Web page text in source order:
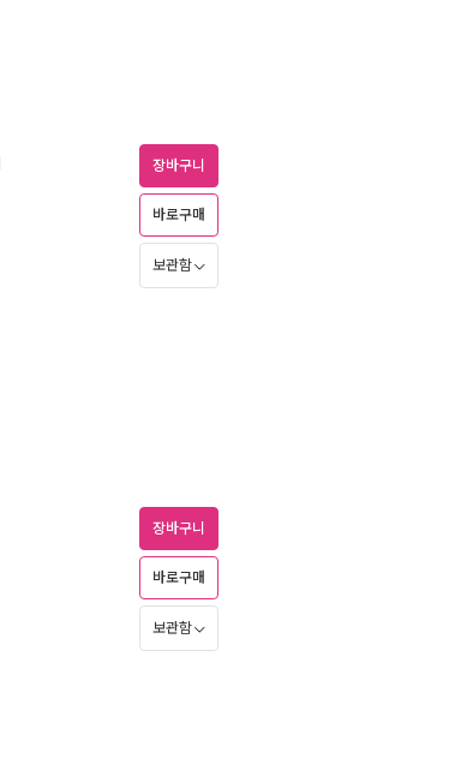
장바구니
바로구매
보관함
장바구니
바로구매
보관함